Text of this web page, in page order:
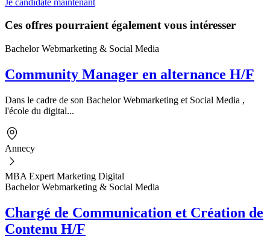
Ces offres pourraient également vous intéresser
Bachelor Webmarketing & Social Media
Community Manager en alternance H/F
Dans le cadre de son Bachelor Webmarketing et Social Media ,
l'école du digital...
Annecy
MBA Expert Marketing Digital
Bachelor Webmarketing & Social Media
Chargé de Communication et Création de
Contenu H/F